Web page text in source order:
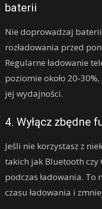
baterii
Nie doprowadzaj
rozładowania przed
Regularne ładowanie
poziomie około 20-
jej wydajności.
4. Wyłącz zbędne
Jeśli nie korzystasz z
takich jak Bluetooth czy
podczas ładowania. To
czasu ładowania i